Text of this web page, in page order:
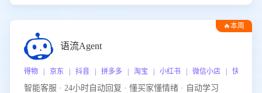
🔥本周
语流Agent
得物 | 京东 | 抖音 | 拼多多 | 淘宝 | 小红书 | 微信小店 | 快手 |
智能客服 · 24小时自动回复 · 懂买家懂情绪 · 自动学习